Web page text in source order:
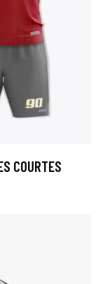
COURTES